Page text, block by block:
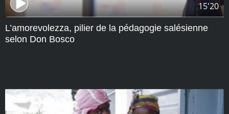
15'20
L’amorevolezza, pilier de la pédagogie salésienne
selon Don Bosco